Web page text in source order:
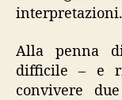
interpretazioni.
Alla penna
difficile – e
convivere